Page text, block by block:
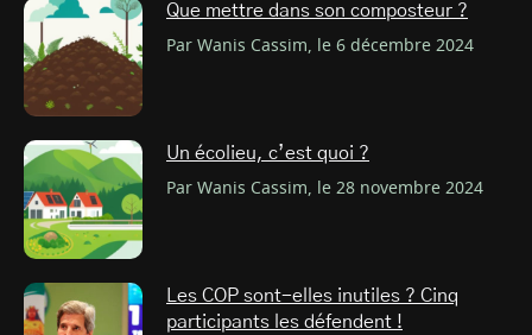
Que mettre dans son composteur ?
Par Wanis Cassim, le 6 décembre 2024
Un écolieu, c’est quoi ?
Par Wanis Cassim, le 28 novembre 2024
Les COP sont-elles inutiles ? Cinq
participants les défendent !